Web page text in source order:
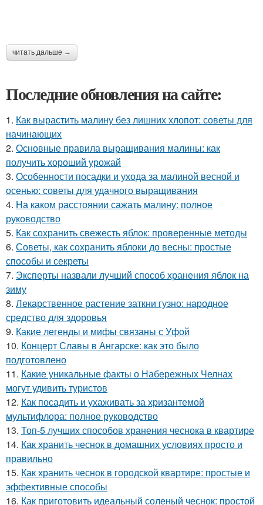
читать дальше →
Последние обновления на сайте:
1. Как вырастить малину без лишних хлопот: советы для
начинающих
2. Основные правила выращивания малины: как
получить хороший урожай
3. Особенности посадки и ухода за малиной весной и
осенью: советы для удачного выращивания
4. На каком расстоянии сажать малину: полное
руководство
5. Как сохранить свежесть яблок: проверенные методы
6. Советы, как сохранить яблоки до весны: простые
способы и секреты
7. Эксперты назвали лучший способ хранения яблок на
зиму
8. Лекарственное растение заткни гузно: народное
средство для здоровья
9. Какие легенды и мифы связаны с Уфой
10. Концерт Славы в Ангарске: как это было
подготовлено
11. Какие уникальные факты о Набережных Челнах
могут удивить туристов
12. Как посадить и ухаживать за хризантемой
мультифлора: полное руководство
13. Топ-5 лучших способов хранения чеснока в квартире
14. Как хранить чеснок в домашних условиях просто и
правильно
15. Как хранить чеснок в городской квартире: простые и
эффективные способы
16. Как приготовить идеальный соленый чеснок: простой